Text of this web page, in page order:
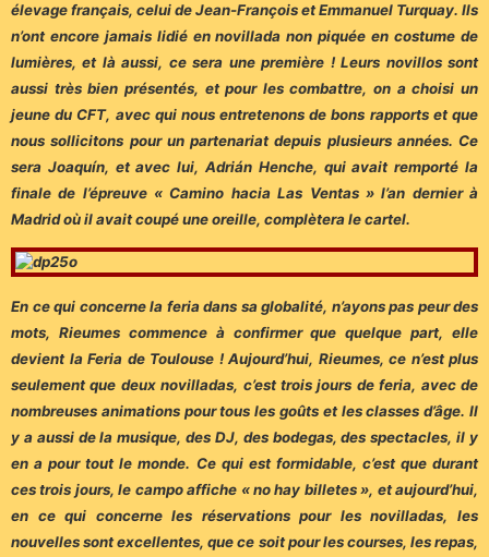
élevage français, celui de Jean-François et Emmanuel Turquay. Ils
n’ont encore jamais lidié en novillada non piquée en costume de
lumières, et là aussi, ce sera une première ! Leurs novillos sont
aussi très bien présentés, et pour les combattre, on a choisi un
jeune du CFT, avec qui nous entretenons de bons rapports et que
nous sollicitons pour un partenariat depuis plusieurs années. Ce
sera Joaquín, et avec lui, Adrián Henche, qui avait remporté la
finale de l’épreuve « Camino hacia Las Ventas » l’an dernier à
Madrid où il avait coupé une oreille, complètera le cartel.
En ce qui concerne la feria dans sa globalité, n’ayons pas peur des
mots, Rieumes commence à confirmer que quelque part, elle
devient la Feria de Toulouse ! Aujourd’hui, Rieumes, ce n’est plus
seulement que deux novilladas, c’est trois jours de feria, avec de
nombreuses animations pour tous les goûts et les classes d’âge. Il
y a aussi de la musique, des DJ, des bodegas, des spectacles, il y
en a pour tout le monde. Ce qui est formidable, c’est que durant
ces trois jours, le campo affiche « no hay billetes », et aujourd’hui,
en ce qui concerne les réservations pour les novilladas, les
nouvelles sont excellentes, que ce soit pour les courses, les repas,